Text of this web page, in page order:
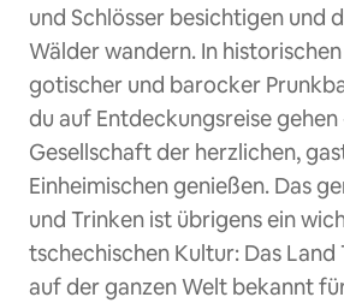
und Schlösser besichtigen und
Wälder wandern. In
gotischer und barocker
du auf Entdeckungsreise
Gesellschaft der herzlichen,
Einheimischen genießen. Das
und Trinken ist übrigens ein
tschechischen Kultur: Das Land
auf der ganzen Welt bekannt